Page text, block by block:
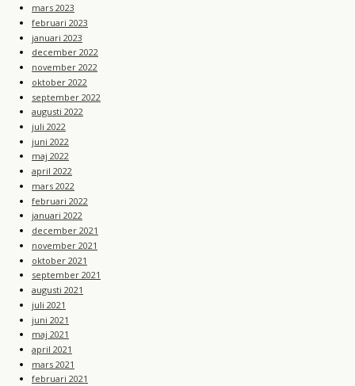
mars 2023
februari 2023
januari 2023
december 2022
november 2022
oktober 2022
september 2022
augusti 2022
juli 2022
juni 2022
maj 2022
april 2022
mars 2022
februari 2022
januari 2022
december 2021
november 2021
oktober 2021
september 2021
augusti 2021
juli 2021
juni 2021
maj 2021
april 2021
mars 2021
februari 2021